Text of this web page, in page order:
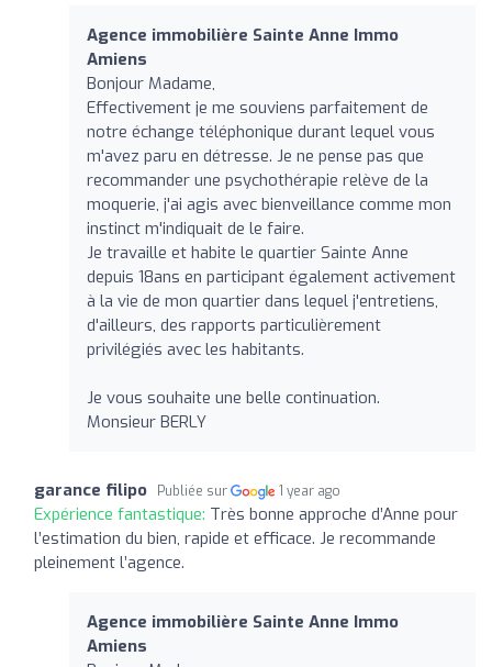
Agence immobilière Sainte Anne Immo
Amiens
Bonjour Madame,
Effectivement je me souviens parfaitement de
notre échange téléphonique durant lequel vous
m'avez paru en détresse. Je ne pense pas que
recommander une psychothérapie relève de la
moquerie, j'ai agis avec bienveillance comme mon
instinct m'indiquait de le faire.
Je travaille et habite le quartier Sainte Anne
depuis 18ans en participant également activement
à la vie de mon quartier dans lequel j'entretiens,
d'ailleurs, des rapports particulièrement
privilégiés avec les habitants.
Je vous souhaite une belle continuation.
Monsieur BERLY
garance filipo Publiée sur 1 year ago
Expérience fantastique: Très bonne approche d’Anne pour
l’estimation du bien, rapide et efficace. Je recommande
pleinement l’agence.
Agence immobilière Sainte Anne Immo
Amiens